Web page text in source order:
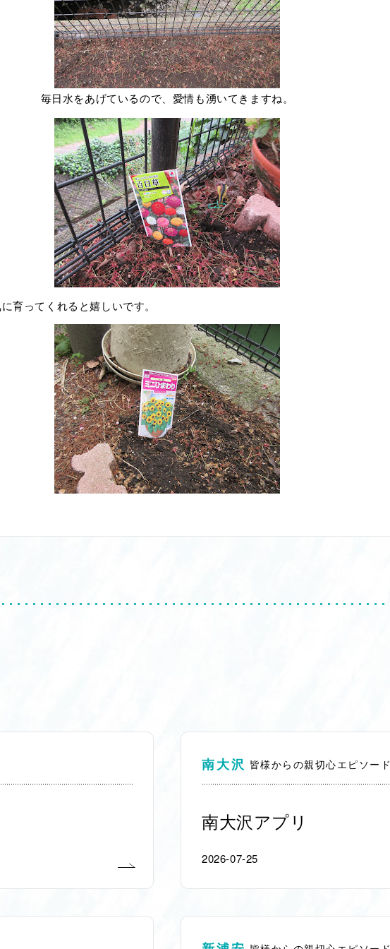
毎日水をあげているので、愛情も湧いてきますね。
嬉しいです。
南大沢 皆様からの親切心エピソード
南大沢アプリ
2026-07-25